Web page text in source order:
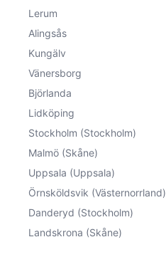
Lerum
Alingsås
Kungälv
Vänersborg
Björlanda
Lidköping
Stockholm (Stockholm)
Malmö (Skåne)
Uppsala (Uppsala)
Örnsköldsvik (Västernorrland)
Danderyd (Stockholm)
Landskrona (Skåne)